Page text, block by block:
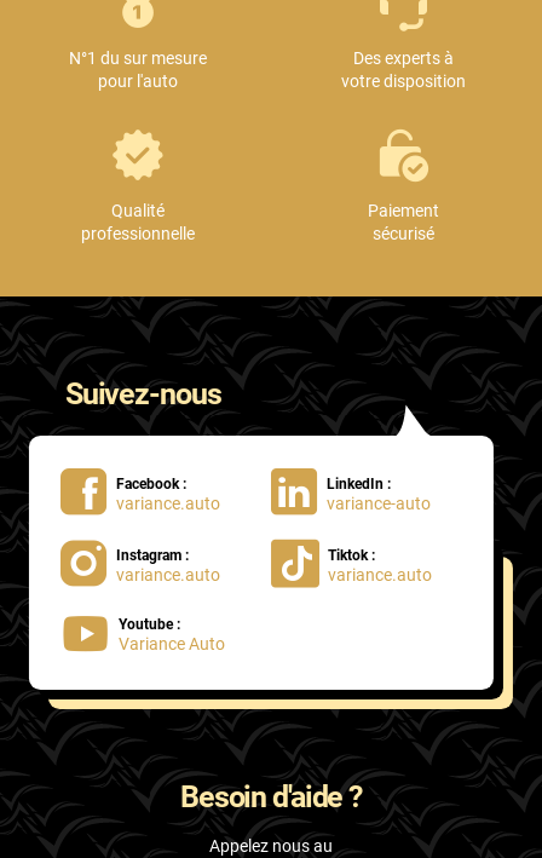
N°1 du sur mesure
pour l'auto
Des experts à
votre disposition
Qualité
professionnelle
Paiement
sécurisé
Suivez-nous
Facebook :
variance.auto
LinkedIn :
variance-auto
Instagram :
variance.auto
Tiktok :
variance.auto
Youtube :
Variance Auto
Besoin d'aide ?
Appelez nous au